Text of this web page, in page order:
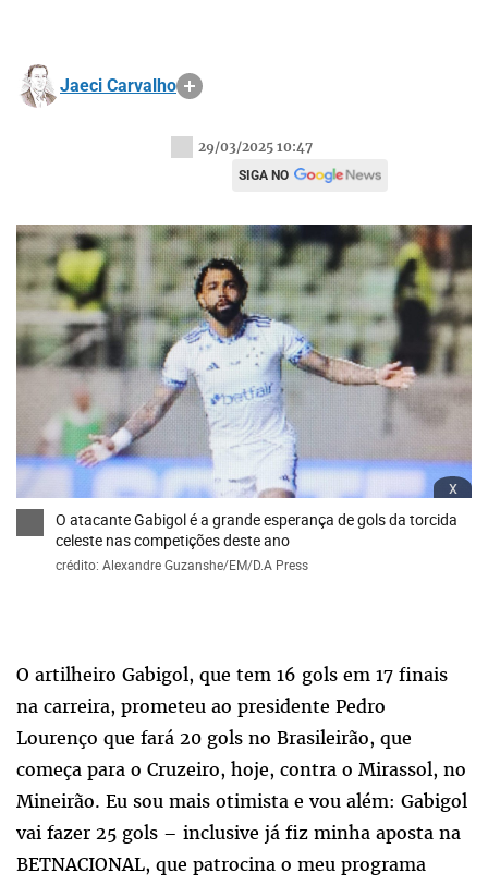
Jaeci Carvalho
29/03/2025 10:47
SIGA NO
x
O atacante Gabigol é a grande esperança de gols da torcida
celeste nas competições deste ano
crédito: Alexandre Guzanshe/EM/D.A Press
O artilheiro Gabigol, que tem 16 gols em 17 finais
na carreira, prometeu ao presidente Pedro
Lourenço que fará 20 gols no Brasileirão, que
começa para o Cruzeiro, hoje, contra o Mirassol, no
Mineirão. Eu sou mais otimista e vou além: Gabigol
vai fazer 25 gols – inclusive já fiz minha aposta na
BETNACIONAL, que patrocina o meu programa